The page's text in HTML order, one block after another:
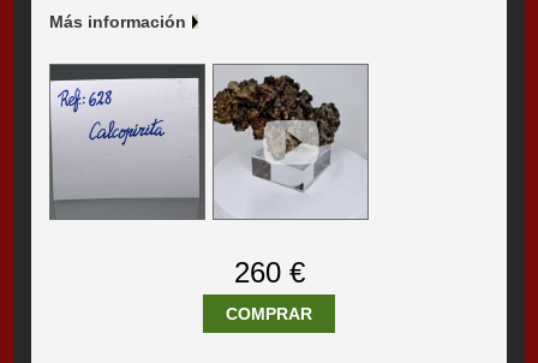
Más información
260 €
COMPRAR